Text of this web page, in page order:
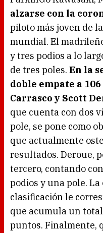
alzarse con la
piloto más joven de
mundial. El
y tres podios a lo
de tres poles. En la
doble empate a
Carrasco y Scott
que cuenta con dos
pole, se pone como
que actualmente
resultados. Deroue,
tercero, contando
podios y una pole.
clasificación le
que acumula un
puntos. Finalmente,